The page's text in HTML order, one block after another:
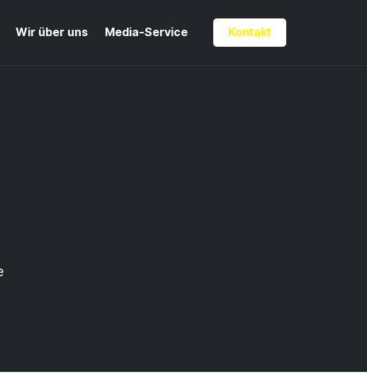
Wir über uns Media-Service Kontakt